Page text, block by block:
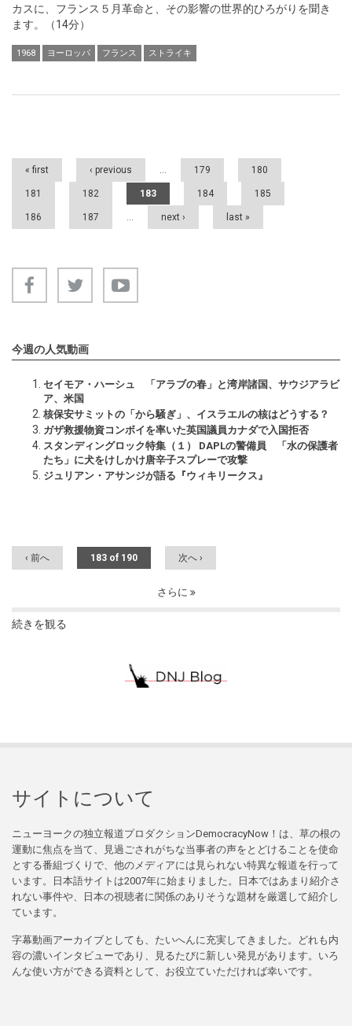
カスに、フランス５月革命と、その影響の世界的ひろがりを聞き
ます。（14分）
1968 ヨーロッパ フランス ストライキ
Pages
« first ‹ previous … 179 180
181 182 183 184 185
186 187 … next › last »
今週の人気動画
セイモア・ハーシュ 「アラブの春」と湾岸諸国、サウジアラビ
ア、米国
核保安サミットの「から騒ぎ」、イスラエルの核はどうする？
ガザ救援物資コンボイを率いた英国議員カナダで入国拒否
スタンディングロック特集（１） DAPLの警備員 「水の保護者
たち」に犬をけしかけ唐辛子スプレーで攻撃
ジュリアン・アサンジが語る『ウィキリークス』
‹ 前へ 183 of 190 次へ ›
さらに
続きを観る
サイトについて
ニューヨークの独立報道プロダクションDemocracyNow！は、草の根の
運動に焦点を当て、見過ごされがちな当事者の声をとどけることを使命
とする番組づくりで、他のメディアには見られない特異な報道を行って
います。日本語サイトは2007年に始まりました。日本ではあまり紹介さ
れない事件や、日本の視聴者に関係のありそうな題材を厳選して紹介し
ています。
字幕動画アーカイブとしても、たいへんに充実してきました。どれも内
容の濃いインタビューであり、見るたびに新しい発見があります。いろ
んな使い方ができる資料として、お役立ていただければ幸いです。